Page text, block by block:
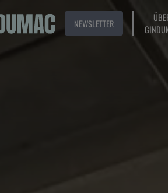
NEWSLETTER